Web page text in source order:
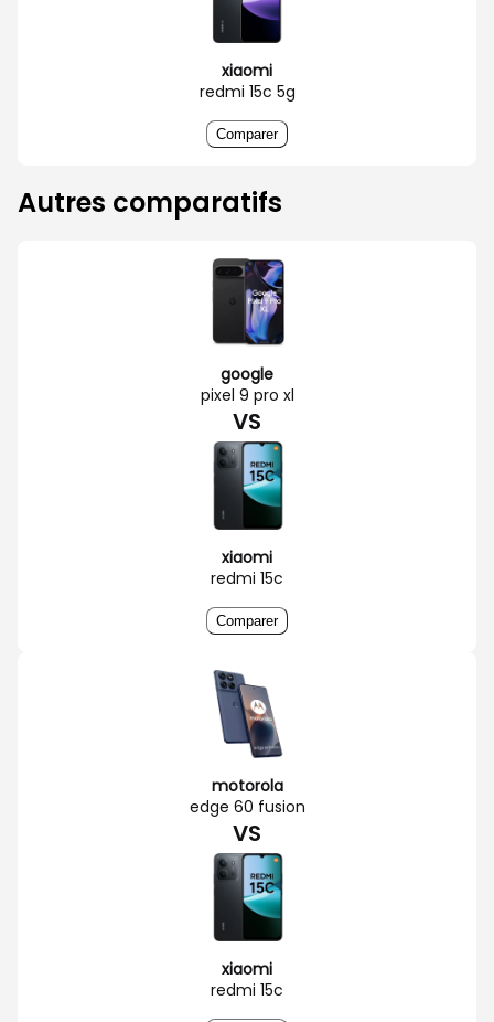
xiaomi
redmi 15c 5g
Comparer
Autres comparatifs
google
pixel 9 pro xl
VS
xiaomi
redmi 15c
Comparer
motorola
edge 60 fusion
VS
xiaomi
redmi 15c